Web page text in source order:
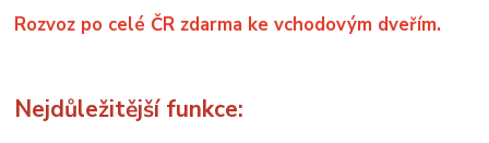
Rozvoz po celé ČR zdarma ke vchodovým dveřím.
Nejdůležitější funkce: